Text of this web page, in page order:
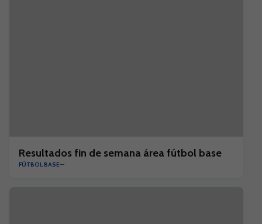
Resultados fin de semana área fútbol base
FÚTBOL BASE